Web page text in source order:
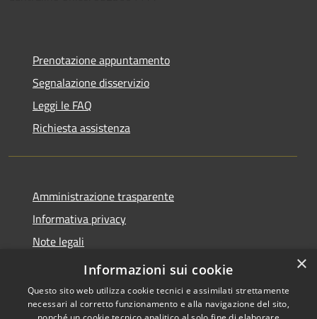
Prenotazione appuntamento
Segnalazione disservizio
Leggi le FAQ
Richiesta assistenza
Amministrazione trasparente
Informativa privacy
Note legali
Dichiarazione di accessibilità
×
Informazioni sui cookie
Questo sito web utilizza cookie tecnici e assimilati strettamente
necessari al corretto funzionamento e alla navigazione del sito,